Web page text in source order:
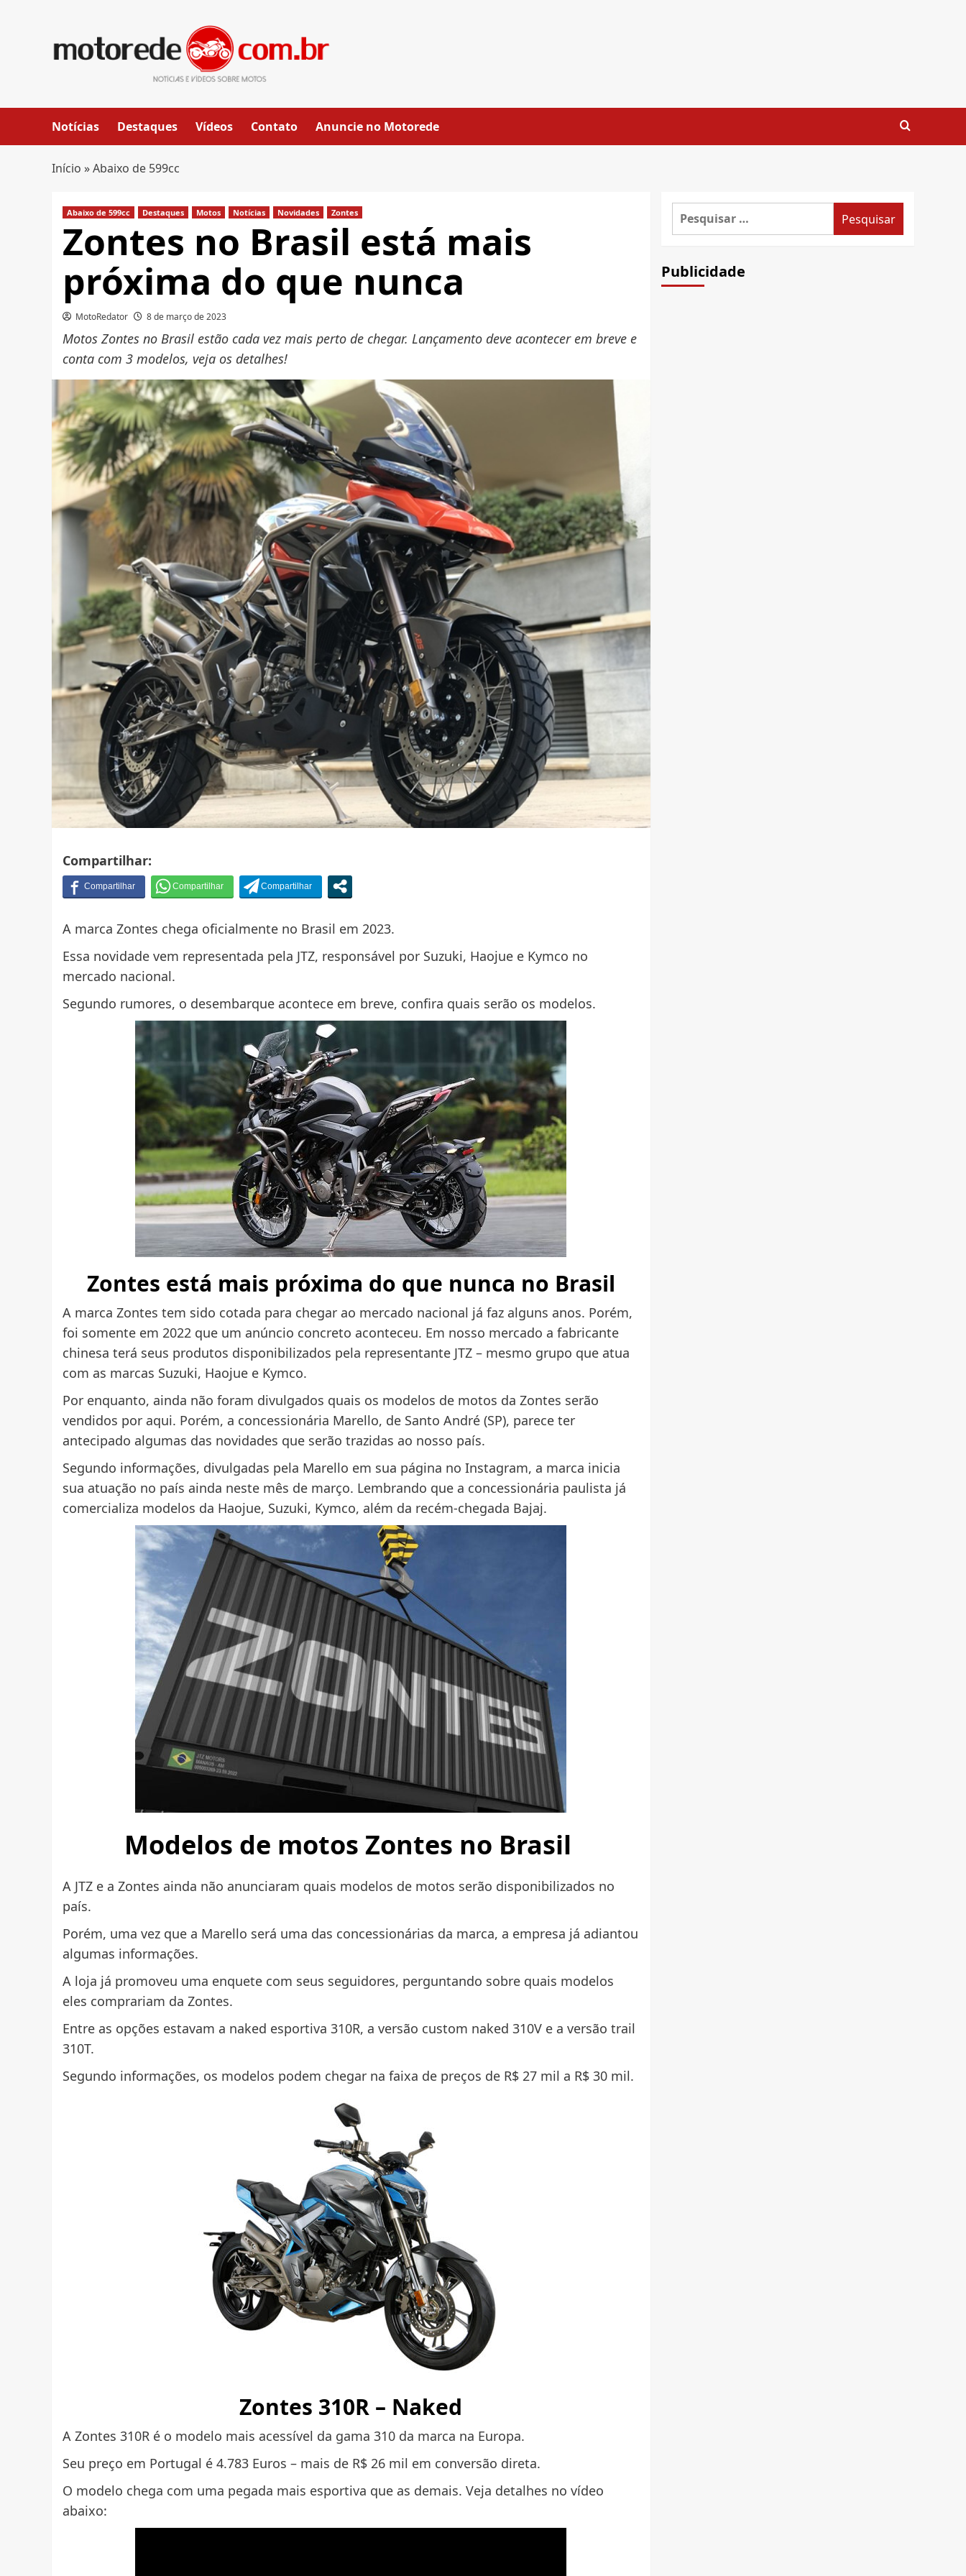
Notícias Destaques Vídeos Contato Anuncie no Motorede
Início »Abaixo de 599cc
Abaixo de 599cc Destaques Motos Notícias Novidades Zontes
Zontes no Brasil está mais
próxima do que nunca
MotoRedator 8 de março de 2023
Motos Zontes no Brasil estão cada vez mais perto de chegar. Lançamento deve acontecer em breve e
conta com 3 modelos, veja os detalhes!
Compartilhar:
A marca Zontes chega oficialmente no Brasil em 2023.
Essa novidade vem representada pela JTZ, responsável por Suzuki, Haojue e Kymco no
mercado nacional.
Segundo rumores, o desembarque acontece em breve, confira quais serão os modelos.
Zontes está mais próxima do que nunca no Brasil
A marca Zontes tem sido cotada para chegar ao mercado nacional já faz alguns anos. Porém,
foi somente em 2022 que um anúncio concreto aconteceu. Em nosso mercado a fabricante
chinesa terá seus produtos disponibilizados pela representante JTZ – mesmo grupo que atua
com as marcas Suzuki, Haojue e Kymco.
Por enquanto, ainda não foram divulgados quais os modelos de motos da Zontes serão
vendidos por aqui. Porém, a concessionária Marello, de Santo André (SP), parece ter
antecipado algumas das novidades que serão trazidas ao nosso país.
Segundo informações, divulgadas pela Marello em sua página no Instagram, a marca inicia
sua atuação no país ainda neste mês de março. Lembrando que a concessionária paulista já
comercializa modelos da Haojue, Suzuki, Kymco, além da recém-chegada Bajaj.
Modelos de motos Zontes no Brasil
A JTZ e a Zontes ainda não anunciaram quais modelos de motos serão disponibilizados no
país.
Porém, uma vez que a Marello será uma das concessionárias da marca, a empresa já adiantou
algumas informações.
A loja já promoveu uma enquete com seus seguidores, perguntando sobre quais modelos
eles comprariam da Zontes.
Entre as opções estavam a naked esportiva 310R, a versão custom naked 310V e a versão trail
310T.
Segundo informações, os modelos podem chegar na faixa de preços de R$ 27 mil a R$ 30 mil.
Zontes 310R – Naked
A Zontes 310R é o modelo mais acessível da gama 310 da marca na Europa.
Seu preço em Portugal é 4.783 Euros – mais de R$ 26 mil em conversão direta.
O modelo chega com uma pegada mais esportiva que as demais. Veja detalhes no vídeo
abaixo:
Pesquisar
Publicidade